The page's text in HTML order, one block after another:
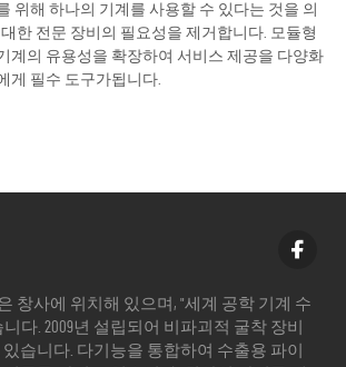
위해 하나의 기계를 사용할 수 있다는 것을 의
한 전문 장비의 필요성을 제거합니다. 모듈형
계의 유용성을 확장하여 서비스 제공을 다양화
게 필수 도구가됩니다.
창사에 위치해 있으며, "세계 공학 기계 수
다. 2009년 설립되어 비파괴적 굴착 장비
습니다. 다기능을 통합하여 수출용 파이